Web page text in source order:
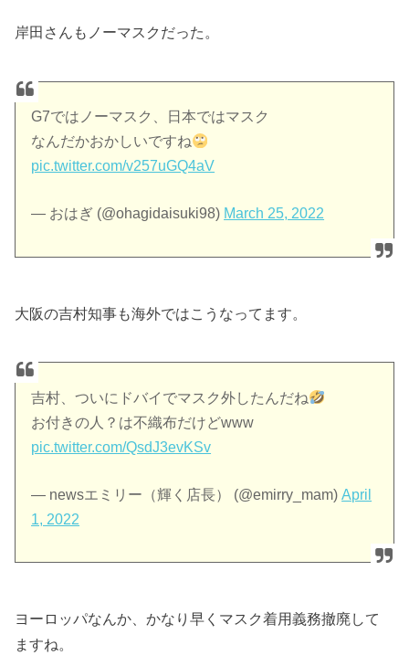
岸田さんもノーマスクだった。
G7ではノーマスク、日本ではマスク
なんだかおかしいですね
pic.twitter.com/v257uGQ4aV
— おはぎ (@ohagidaisuki98) March 25, 2022
大阪の吉村知事も海外ではこうなってます。
吉村、ついにドバイでマスク外したんだね
お付きの人？は不織布だけどwww
pic.twitter.com/QsdJ3evKSv
— newsエミリー（輝く店長） (@emirry_mam)April
1, 2022
ヨーロッパなんか、かなり早くマスク着用義務撤廃して
ますね。